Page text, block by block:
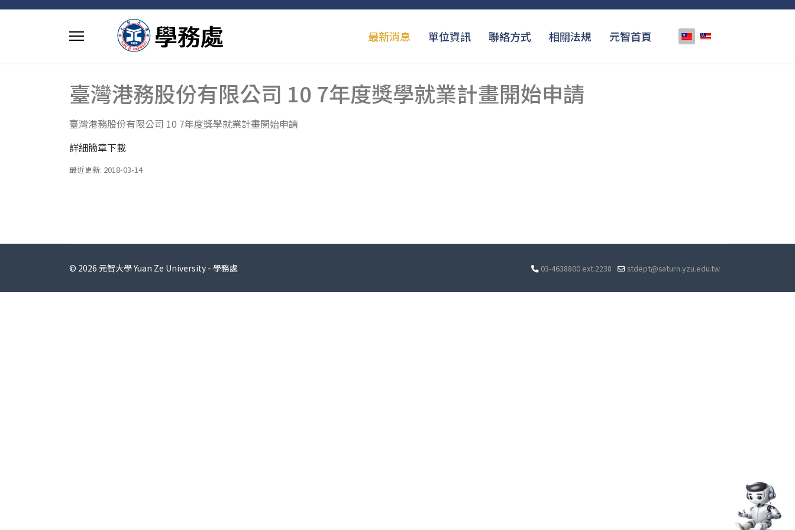
最新消息 單位資訊 聯絡方式 相關法規 元智首頁 選擇你的語言
臺灣港務股份有限公司 10 7年度獎學就業計畫開始申請
臺灣港務股份有限公司 10 7年度獎學就業計畫開始申請
詳細簡章下載
最近更新: 2018-03-14
© 2026 元智大學 Yuan Ze University - 學務處 03-4638800 ext.2238 stdept@saturn.yzu.edu.tw